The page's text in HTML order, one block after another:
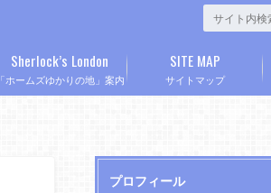
「ホームズゆかりの地」案内
Sherlock’s London
サイトマップ
SITE MAP
プロフィール